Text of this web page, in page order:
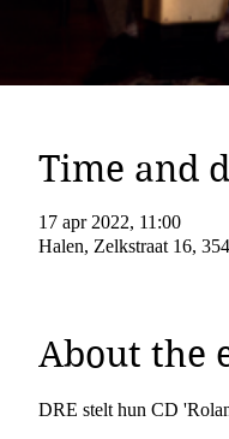
Time and
17 apr 2022, 11:00
Halen, Zelkstraat 16,
About the
DRE stelt hun CD